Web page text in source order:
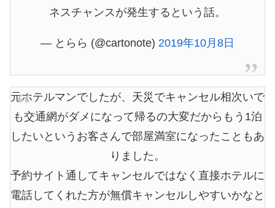
ネスチャンスが発生するという話。
— とらら (@cartonote) 2019年10月8日
元ホテルマンでしたが、天災でキャンセル相次いで
も交通網がダメになって帰るの大変だからもう1泊
したいというお客さんで部屋満室になったこともあ
りました。
予約サイト通してキャンセルではなく直接ホテルに
電話してくれた方が無償キャンセルしやすいかなと